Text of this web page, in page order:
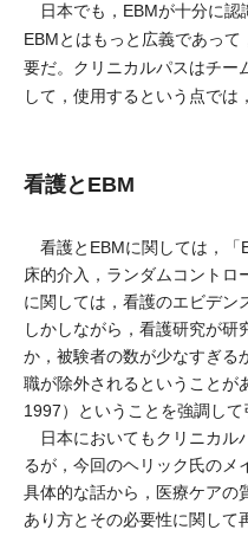
日本でも，EBMが十分に認
EBMとはもっと広義であっ
要だ。クリニカルパスはチー
して，使用するという点では
看護とEBM
看護とEBMに関しては，「
床的介入，ランダムコントロ
に関しては，看護のエビデン
しかしながら，看護研究が研
か，被験者の数が少なすぎる
職が除外されるということが
1997）ということを強調して
日本においてもクリニカル
るが，今回のヘリック氏のメ
具体的な話から，医療ケアの
あり方とその必要性に関して